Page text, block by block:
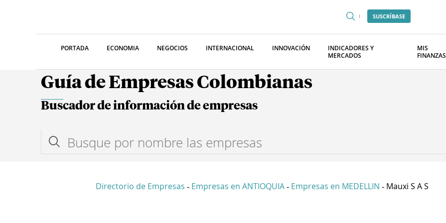
SUSCRÍBASE
PORTADA ECONOMIA NEGOCIOS INTERNACIONAL INNOVACIÓN
INDICADORES Y
MERCADOS
MIS
FINANZAS
Guía de Empresas Colombianas
Buscador de información de empresas
Directorio de Empresas - Empresas en ANTIOQUIA - Empresas en MEDELLIN - Mauxi S A S